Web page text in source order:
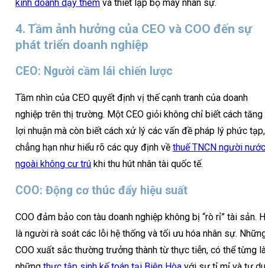
kinh doanh dạy thêm và thiết lập bộ máy nhân sự.
4. Tầm ảnh hưởng của CEO và COO đến sự
phát triển doanh nghiệp
CEO: Người cầm lái chiến lược
Tầm nhìn của CEO quyết định vị thế cạnh tranh của doanh
nghiệp trên thị trường. Một CEO giỏi không chỉ biết cách tăng
lợi nhuận mà còn biết cách xử lý các vấn đề pháp lý phức tạp,
chẳng hạn như hiểu rõ các quy định về thuế TNCN người nước
ngoài không cư trú khi thu hút nhân tài quốc tế.
COO: Động cơ thúc đẩy hiệu suất
COO đảm bảo con tàu doanh nghiệp không bị “rò rỉ” tài sản.
là người rà soát các lỗi hệ thống và tối ưu hóa nhân sự.
COO xuất sắc thường trưởng thành từ thực tiễn, có thể từng